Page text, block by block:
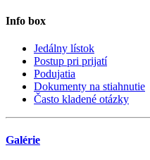
Info box
Jedálny lístok
Postup pri prijatí
Podujatia
Dokumenty na stiahnutie
Často kladené otázky
Galérie